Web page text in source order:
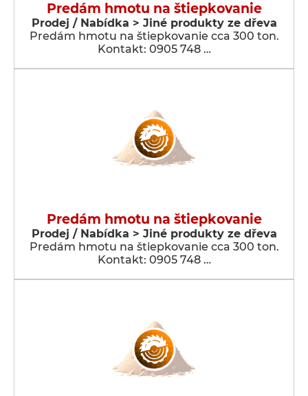
Predám hmotu na štiepkovanie
Prodej / Nabídka > Jiné produkty ze dřeva
Predám hmotu na štiepkovanie cca 300 ton.
Kontakt: 0905 748 …
Predám hmotu na štiepkovanie
Prodej / Nabídka > Jiné produkty ze dřeva
Predám hmotu na štiepkovanie cca 300 ton.
Kontakt: 0905 748 …